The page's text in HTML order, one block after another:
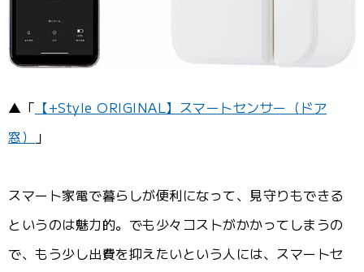
▲「 【+Style ORIGINAL】スマートセンサー（ドア
窓）
」
スマート家電で暮らしが便利になって、見守りもできる
というのは魅力的。でも少々コストがかかってしまうの
で、もう少し出費を抑えたいという人には、スマートセ